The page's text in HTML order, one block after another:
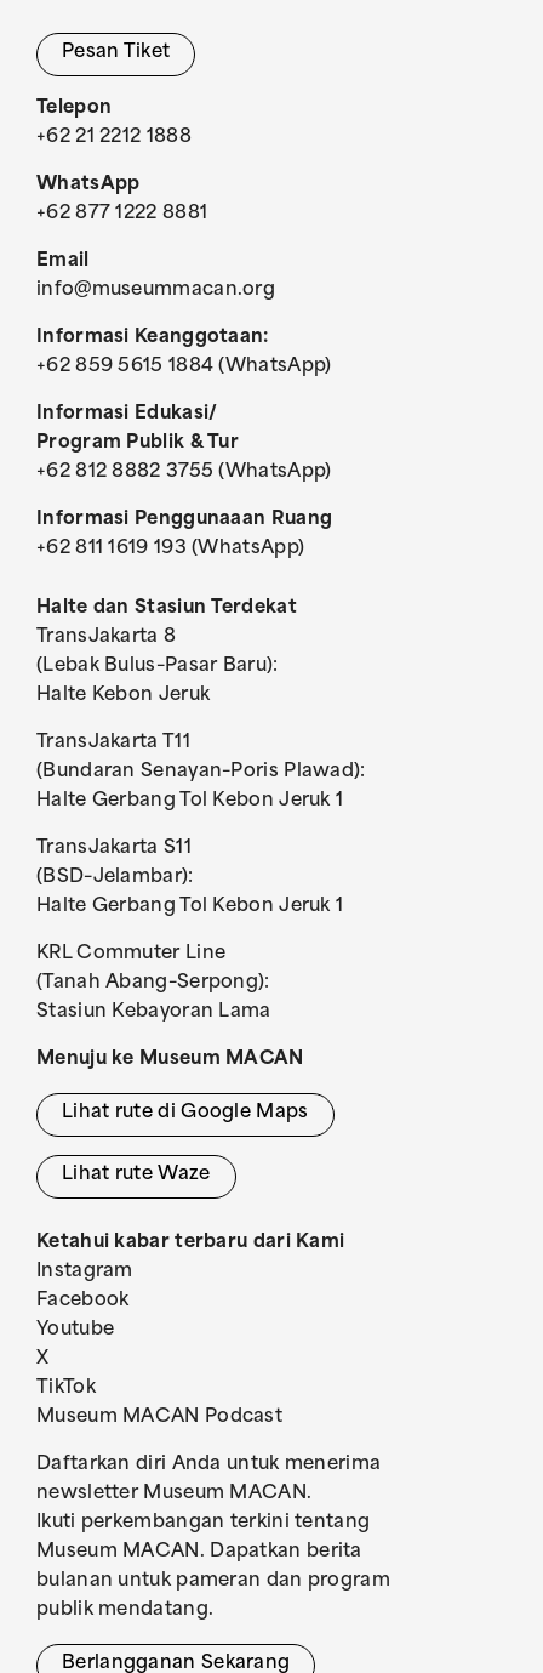
Pesan Tiket
Telepon
+62 21 2212 1888
WhatsApp
+62 877 1222 8881
Email
info@museummacan.org
Informasi Keanggotaan:
+62 859 5615 1884 (WhatsApp)
Informasi Edukasi/
Program Publik & Tur
+62 812 8882 3755 (WhatsApp)
Informasi Penggunaaan Ruang
+62 811 1619 193 (WhatsApp)
Halte dan Stasiun Terdekat
TransJakarta 8
(Lebak Bulus–Pasar Baru):
Halte Kebon Jeruk
TransJakarta T11
(Bundaran Senayan–Poris Plawad):
Halte Gerbang Tol Kebon Jeruk 1
TransJakarta S11
(BSD–Jelambar):
Halte Gerbang Tol Kebon Jeruk 1
KRL Commuter Line
(Tanah Abang–Serpong):
Stasiun Kebayoran Lama
Menuju ke Museum MACAN
Lihat rute di Google Maps
Lihat rute Waze
Ketahui kabar terbaru dari Kami
Instagram
Facebook
Youtube
X
TikTok
Museum MACAN Podcast
Daftarkan diri Anda untuk menerima
newsletter Museum MACAN.
Ikuti perkembangan terkini tentang
Museum MACAN. Dapatkan berita
bulanan untuk pameran dan program
publik mendatang.
Berlangganan Sekarang